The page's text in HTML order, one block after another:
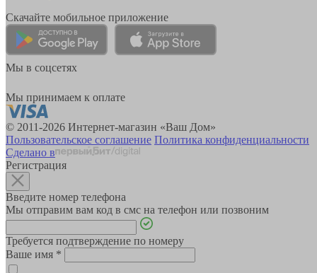
Скачайте мобильное приложение
Мы в соцсетях
Мы принимаем к оплате
© 2011-2026 Интернет-магазин «Ваш Дом»
Пользовательское соглашение Политика конфиденциальности
Сделано в
Регистрация
Введите номер телефона
Мы отправим вам код в смс на телефон или позвоним
Требуется подтверждение по номеру
Ваше имя *